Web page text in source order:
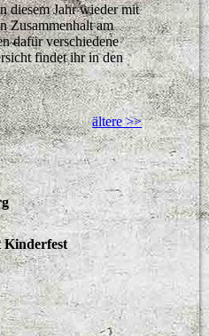
diesem Jahr wieder mit
Zusammenhalt am
dafür verschiedene
findet ihr in den
ältere >>
Kinderfest